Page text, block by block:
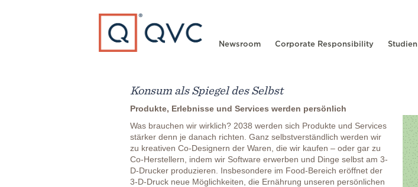
Newsroom Corporate Responsibility Studien
Type to search
Konsum als Spiegel des Selbst
Produkte, Erlebnisse und Services werden persönlich
Was brauchen wir wirklich? 2038 werden sich Produkte und Services
stärker denn je danach richten. Ganz selbstverständlich werden wir
zu kreativen Co-Designern der Waren, die wir kaufen – oder gar zu
Co-Herstellern, indem wir Software erwerben und Dinge selbst am 3-
D-Drucker produzieren. Insbesondere im Food-Bereich eröffnet der
3-D-Druck neue Möglichkeiten, die Ernährung unseren persönlichen